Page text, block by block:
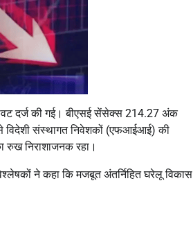
दर्ज की गई। बीएसई सेंसेक्स 214.27 अंक
संस्थागत निवेशकों (एफआईआई) की
रुख निराशाजनक रहा।
ने कहा कि मजबूत अंतर्निहित घरेलू विकास